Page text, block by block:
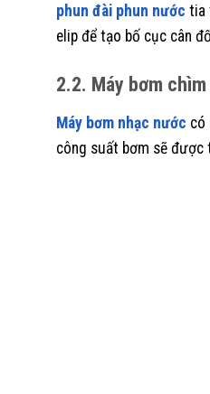
phun đài phun nước tia
elip để tạo bố cục cân
2.2. Máy bơm
Máy bơm nhạc nước có
công suất bơm sẽ được